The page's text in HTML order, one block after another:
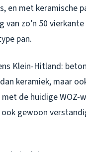
en met keramische
zo’n 50
pan.
Klein-Hitland:
keramiek, maar
de huidige WOZ-
ook gewoon